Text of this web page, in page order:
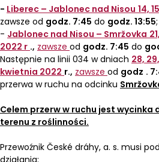
- Liberec – Jablonec nad Nisou 14,
zawsze od godz. 7:45 do godz. 13:55;
- Jablonec nad Nisou – Smržovka
2022 r ., zawsze od godz. 7:45 do
Następnie na linii 034 w dniach 28,
kwietnia 2022 r., zawsze od godz .
przerwa w ruchu na odcinku
Celem przerw w ruchu jest wycinka
terenu z roślinności.
Przewoźnik České dráhy, a. s. musi
działania: